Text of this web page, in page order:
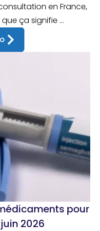
en France,
ça signifie ...
pour
2026